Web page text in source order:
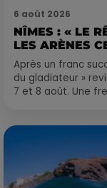
6 août 2026
NÎMES : « LE
LES ARÈNES
Après un franc
du gladiateur »
7 et 8 août. Une